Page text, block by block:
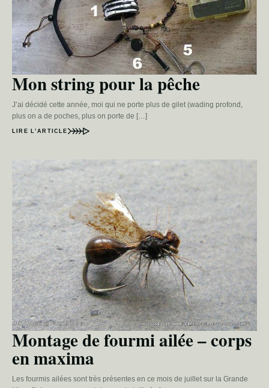
Mon string pour la pêche
J’ai décidé cette année, moi qui ne porte plus de gilet (wading profond,
plus on a de poches, plus on porte de […]
LIRE L’ARTICLE
Montage de fourmi ailée – corps
en maxima
Les fourmis ailées sont très présentes en ce mois de juillet sur la Grande